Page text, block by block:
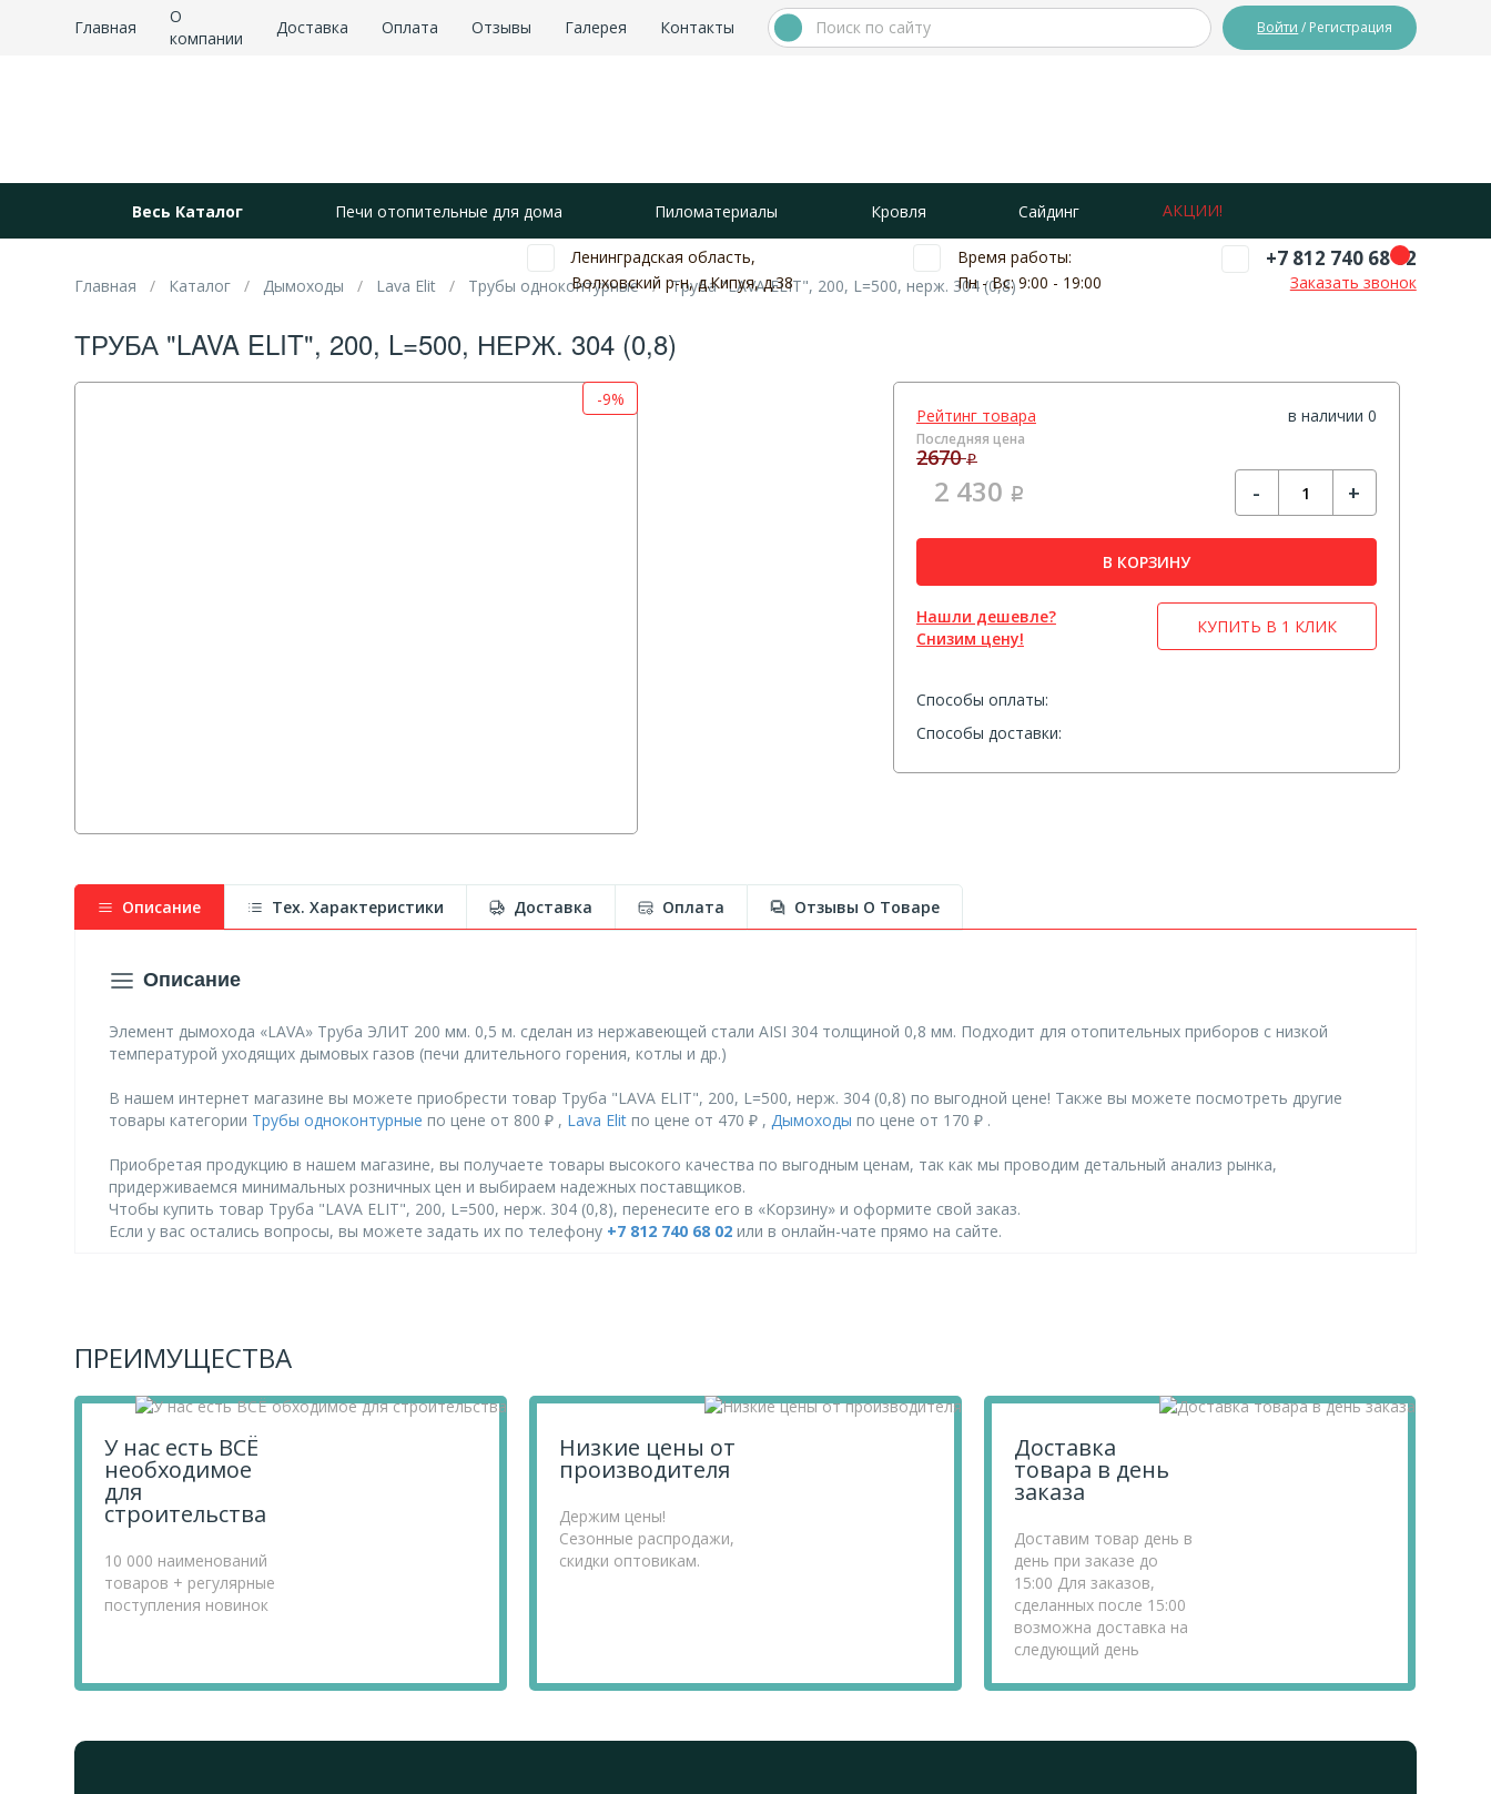
Главная
О
компании
Доставка Оплата Отзывы Галерея Контакты Войти / Регистрация
Ленинградская область,
Волховский р-н, д.Кипуя, д.38
Время работы:
Пн - Вс: 9:00 - 19:00
+7 812 740 68 02
Заказать звонок
Весь Каталог Печи отопительные для дома Пиломатериалы Кровля Сайдинг АКЦИИ!
Главная Каталог Дымоходы Lava Elit Трубы одноконтурные Труба "LAVA ELIT", 200, L=500, нерж. 304 (0,8)
ТРУБА "LAVA ELIT", 200, L=500, НЕРЖ. 304 (0,8)
-9%
Рейтинг товара в наличии 0
Последняя цена
2670Р
2 430 Р - +
В КОРЗИНУ
Нашли дешевле?
Снизим цену!
КУПИТЬ В 1 КЛИК
Способы оплаты:
Способы доставки:
Описание
Описание
Элемент дымохода «LAVA» Труба ЭЛИТ 200 мм. 0,5 м. сделан из нержавеющей стали AISI 304 толщиной 0,8 мм. Подходит для отопительных приборов с низкой
температурой уходящих дымовых газов (печи длительного горения, котлы и др.)
В нашем интернет магазине вы можете приобрести товар Труба "LAVA ELIT", 200, L=500, нерж. 304 (0,8) по выгодной цене! Также вы можете посмотреть другие
товары категории Трубы одноконтурные по цене от 800 ₽ , Lava Elit по цене от 470 ₽ ,Дымоходы по цене от 170 ₽ .
Приобретая продукцию в нашем магазине, вы получаете товары высокого качества по выгодным ценам, так как мы проводим детальный анализ рынка,
придерживаемся минимальных розничных цен и выбираем надежных поставщиков.
Чтобы купить товар Труба "LAVA ELIT", 200, L=500, нерж. 304 (0,8), перенесите его в «Корзину» и оформите свой заказ.
Если у вас остались вопросы, вы можете задать их по телефону +7 812 740 68 02 или в онлайн-чате прямо на сайте.
Тех. Характеристики Доставка Оплата Отзывы О Товаре
ПРЕИМУЩЕСТВА
У нас есть ВСЁ
необходимое
для
строительства
10 000 наименований
товаров + регулярные
поступления новинок
Низкие цены от
производителя
Держим цены!
Сезонные распродажи,
скидки оптовикам.
Доставка
товара в день
заказа
Доставим товар день в
день при заказе до
15:00 Для заказов,
сделанных после 15:00
возможна доставка на
следующий день